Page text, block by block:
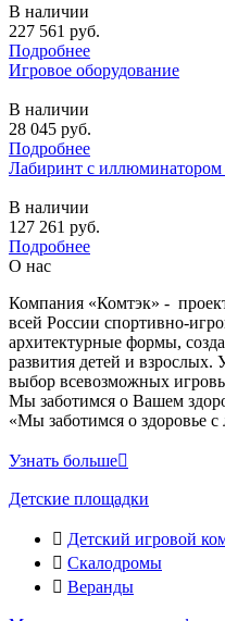
В наличии
227 561 руб.
Подробнее
Игровое оборудование
В наличии
28 045 руб.
Подробнее
Лабиринт с иллюминатором
В наличии
127 261 руб.
Подробнее
О нас
Компания «Комтэк» -
всей России спортивно-
архитектурные формы,
развития детей и
выбор всевозможных
Мы заботимся о Вашем
«Мы заботимся о здоровье
Узнать больше
Детские площадки
Детский игровой
Скалодромы
Веранды